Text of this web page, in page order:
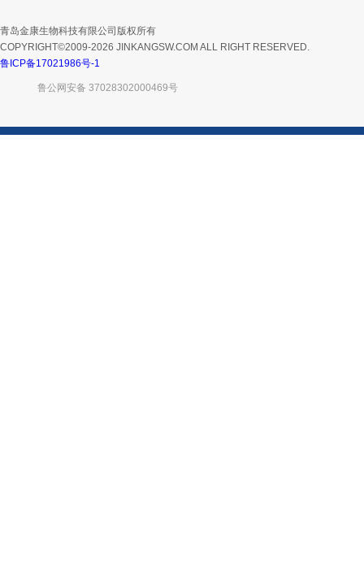
青岛金康生物科技有限公司版权所有
COPYRIGHT©2009-2026 JINKANGSW.COM ALL RIGHT RESERVED.
鲁ICP备17021986号-1
鲁公网安备 37028302000469号